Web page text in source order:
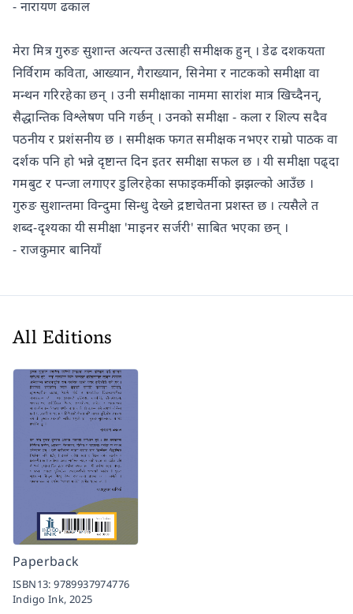
- नारायण ढकाल
मेरा मित्र गुरुङ सुशान्त अत्यन्त उत्साही समीक्षक हुन् । डेढ दशकयता
निर्विराम कविता, आख्यान, गैराख्यान, सिनेमा र नाटकको समीक्षा वा
मन्थन गरिरहेका छन् । उनी समीक्षाका नाममा सारांश मात्र खिच्दैनन्,
सैद्धान्तिक विश्लेषण पनि गर्छन् । उनको समीक्षा - कला र शिल्प सदैव
पठनीय र प्रशंसनीय छ । समीक्षक फगत समीक्षक नभएर राम्रो पाठक वा
दर्शक पनि हो भन्ने दृष्टान्त दिन इतर समीक्षा सफल छ । यी समीक्षा पढ्दा
गमबुट र पन्जा लगाएर डुलिरहेका सफाइकर्मीको झझल्को आउँछ ।
गुरुङ सुशान्तमा विन्दुमा सिन्धु देख्ने द्रष्टाचेतना प्रशस्त छ । त्यसैले त
शब्द-दृश्यका यी समीक्षा 'माइनर सर्जरी' साबित भएका छन् ।
- राजकुमार बानियाँ
All Editions
Paperback
ISBN13:9789937974776
Indigo Ink, 2025